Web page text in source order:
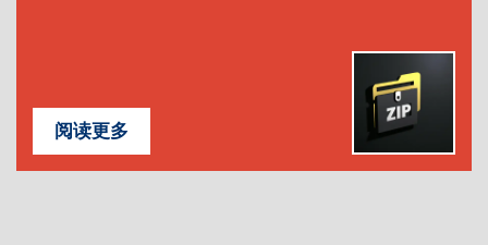
阅读更多